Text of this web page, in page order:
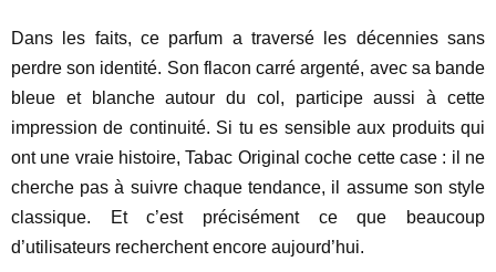
Dans les faits, ce parfum a traversé les décennies sans
perdre son identité. Son flacon carré argenté, avec sa bande
bleue et blanche autour du col, participe aussi à cette
impression de continuité. Si tu es sensible aux produits qui
ont une vraie histoire, Tabac Original coche cette case : il ne
cherche pas à suivre chaque tendance, il assume son style
classique. Et c’est précisément ce que beaucoup
d’utilisateurs recherchent encore aujourd’hui.